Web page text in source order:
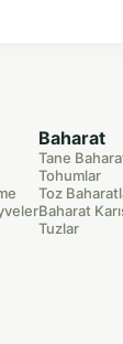
Baharat
Tane
Tohumlar
Toz
Baharat
Tuzlar